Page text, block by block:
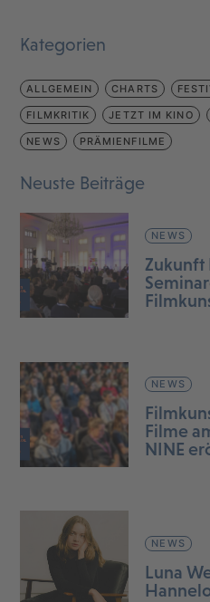
Kategorien
ALLGEMEIN CHARTS
FILMKRITIK JETZT IM KINO
NEWS PRÄMIENFILME
Neuste Beiträge
NEWS
Zukunft
NEWS
Filme
NINE
NEWS
Luna